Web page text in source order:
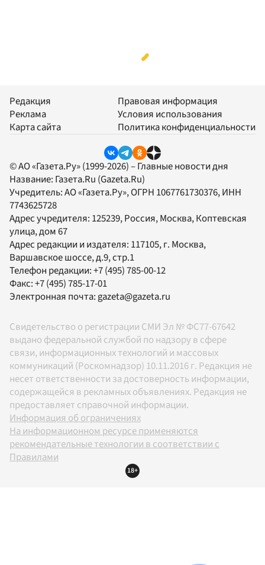
Редакция
Реклама
Карта сайта
Правовая информация
Условия использования
Политика конфиденциальности
© АО «Газета.Ру» (1999-2026) – Главные новости дня
Название: Газета.Ru (Gazeta.Ru)
Учредитель:АО «Газета.Ру», ОГРН 1067761730376, ИНН
7743625728
Адрес учредителя: 125239, Россия, Москва, Коптевская
улица, дом 67
Адрес редакции и издателя: 117105, г. Москва,
Варшавское шоссе, д.9, стр.1
Телефон редакции:+7 (495) 785-00-12
Факс:+7 (495) 785-17-01
Электронная почта:gazeta@gazeta.ru
Свидетельство о регистрации СМИ Эл № ФС77-67642
выдано федеральной службой по надзору в сфере
связи, информационных технологий и массовых
коммуникаций (Роскомнадзор) 10.11.2016 г. Редакция не
несет ответственности за достоверность информации,
содержащейся в рекламных объявлениях. Редакция не
предоставляет справочной информации.
Информация об ограничениях
На информационном ресурсе применяются
рекомендательные технологии в соответствии с
Правилами
18+